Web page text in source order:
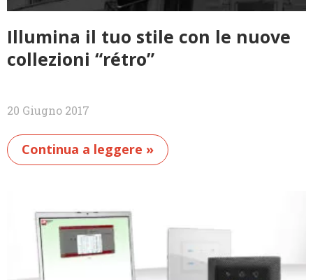
Illumina il tuo stile con le nuove
collezioni “rétro”
20 Giugno 2017
Continua a leggere »